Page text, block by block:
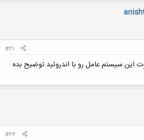
#21
این سیستم عامل رو با اندروئید توضیح بده
#22